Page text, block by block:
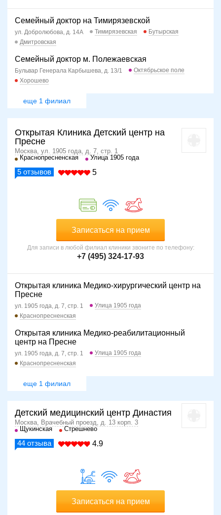
Семейный доктор на Тимирязевской
ул. Добролюбова, д. 14А Тимирязевская
Бутырская
Дмитровская
Семейный доктор м. Полежаевская
Бульвар Генерала Карбышева, д. 13/1
Октябрьское поле
Хорошево
еще 1 филиал
Открытая Клиника Детский центр на
Пресне
Москва, ул. 1905 года, д. 7, стр. 1
Краснопресненская
Улица 1905 года
5 отзывов 5
Записаться на прием
Для записи в любой филиал клиники звоните по телефону:
+7 (495) 324-17-93
Открытая клиника Медико-хирургический центр на
Пресне
ул. 1905 года, д. 7, стр. 1
Улица 1905 года
Краснопресненская
Открытая клиника Медико-реабилитационный
центр на Пресне
ул. 1905 года, д. 7, стр. 1
Улица 1905 года
Краснопресненская
еще 1 филиал
Детский медицинский центр Династия
Москва, Врачебный проезд, д. 13 корп. 3
Щукинская
Стрешнево
44 отзыва 4.9
Записаться на прием